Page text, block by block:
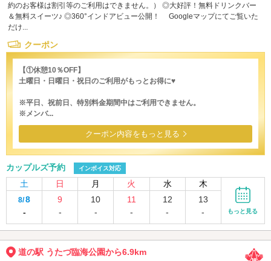
約のお客様は割引等のご利用はできません。） ◎大好評！無料ドリンクバー
＆無料スイーツ♪ ◎360°インドアビュー公開！ Googleマップにてご覧いた
だけ...
クーポン
【①休憩10％OFF】
土曜日・日曜日・祝日のご利用がもっとお得に♥
※平日、祝前日、特別料金期間中はご利用できません。
※メンバ...
クーポン内容をもっと見る
カップルズ予約 インボイス対応
土 日 月 火 水 木
8/8
-
9
-
10
-
11
-
12
-
13
-
もっと見る
道の駅 うたづ臨海公園から6.9km